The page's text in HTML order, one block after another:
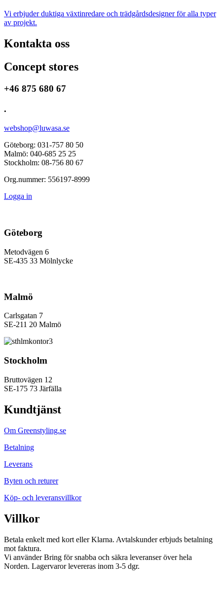
Vi erbjuder duktiga växtinredare och trädgårdsdesigner för alla typer
av projekt.
Kontakta oss
Concept stores
+46 875 680 67
.
webshop@luwasa.se
Göteborg: 031-757 80 50
Malmö: 040-685 25 25
Stockholm: 08-756 80 67
Org.nummer: 556197-8999
Logga in
Göteborg
Metodvägen 6
SE-435 33 Mölnlycke
Malmö
Carlsgatan 7
SE-211 20 Malmö
Stockholm
Bruttovägen 12
SE-175 73 Järfälla
Kundtjänst
Om Greenstyling.se
Betalning
Leverans
Byten och returer
Köp- och leveransvillkor
Villkor
Betala enkelt med kort eller Klarna. Avtalskunder erbjuds betalning
mot faktura.
Vi använder Bring för snabba och säkra leveranser över hela
Norden. Lagervaror levereras inom 3-5 dgr.